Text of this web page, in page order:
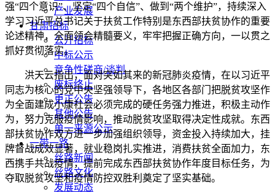
产业发展
甘肃招标
公开招标
中标公示
竞争性磋商/谈判
废标终止
更正公告
其他公告
单一来源公示
一带一路
丝路新闻
丝路文化
发展动态
强“四个意识”、坚定“四个自信”、做到“两个维护”，持续深入
学习习近平总书记关于扶贫工作特别是东西部扶贫协作的重要
论述精神，全面领会精髓要义，牢牢把握正确方向，一以贯之
抓好贯彻落实。
洪天云指出，面对突如其来的新冠肺炎疫情，在以习近平
同志为核心的党中央坚强领导下，各地区各部门把脱贫攻坚作
为全面建成小康社会必须完成的硬任务强力推进，积极主动作
为，努力克服疫情影响，推动脱贫攻坚取得决定性成就。东西
部扶贫协作双方进一步加强组织领导，资金投入持续加大，挂
牌督战成效显著，就业稳岗扎实推进，消费扶贫全面加力，东
西携手共战疫情，提前完成东西部扶贫协作年度目标任务，为
夺取脱贫攻坚和疫情防控双胜利奠定了坚实基础。